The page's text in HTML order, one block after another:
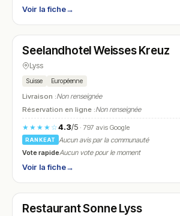
Voir la fiche→
N° 27
Seelandhotel Weisses Kreuz
Lyss
Suisse Européenne
Livraison :Non renseignée
Réservation en ligne :Non renseignée
★★★★☆4.3/5· 797 avis Google
RANKEAT
Aucun avis par la communauté
Vote rapideAucun vote pour le moment
Voir la fiche→
N° 28
Restaurant Sonne Lyss